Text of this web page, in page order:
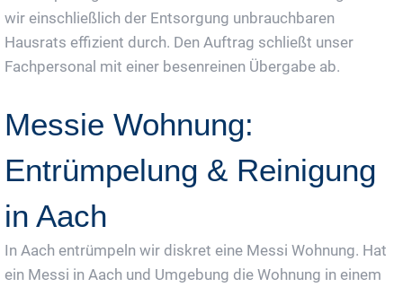
wir einschließlich der Entsorgung unbrauchbaren
Hausrats effizient durch. Den Auftrag schließt unser
Fachpersonal mit einer besenreinen Übergabe ab.
Messie Wohnung:
Entrümpelung & Reinigung
in Aach
In Aach entrümpeln wir diskret eine Messi Wohnung. Hat
ein Messi in Aach und Umgebung die Wohnung in einem